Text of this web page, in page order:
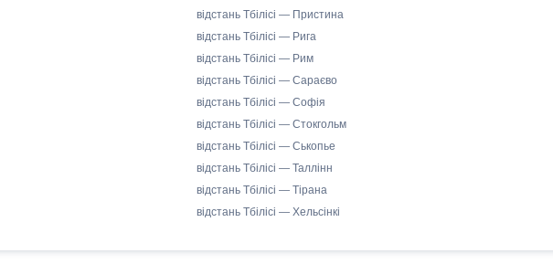
відстань Тбілісі — Пристина
відстань Тбілісі — Рига
відстань Тбілісі — Рим
відстань Тбілісі — Сараєво
відстань Тбілісі — Софія
відстань Тбілісі — Стокгольм
відстань Тбілісі — Ськопье
відстань Тбілісі — Таллінн
відстань Тбілісі — Тірана
відстань Тбілісі — Хельсінкі